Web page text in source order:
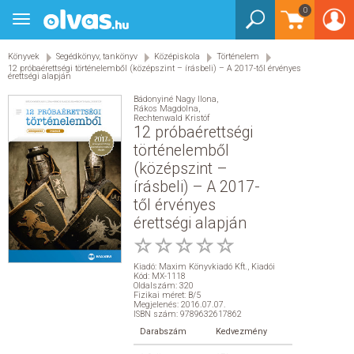
0
Toggle
navigation
Könyvek Segédkönyv, tankönyv Középiskola
Történelem
12 próbaérettségi történelemből (középszint – írásbeli) – A 2017-től érvényes
érettségi alapján
Bádonyiné Nagy Ilona,
Rákos Magdolna,
Rechtenwald Kristóf
12 próbaérettségi
történelemből
(középszint –
írásbeli) – A 2017-
től érvényes
érettségi alapján
Kiadó: Maxim Könyvkiadó Kft., Kiadói
Kód: MX-1118
Oldalszám: 320
Fizikai méret: B/5
Megjelenés: 2016.07.07.
ISBN szám: 9789632617862
Darabszám
Kedvezmény
BEJELENTKEZÉS
KÖNYVEK
E-KÖNYVEK
EGYÉB TERMÉKEK
STAR WARS
AKCIÓ
ELŐJEGYEZHETŐ